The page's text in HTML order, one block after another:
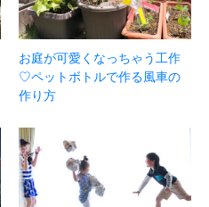
お庭が可愛くなっちゃう工作
♡ペットボトルで作る風車の
作り方